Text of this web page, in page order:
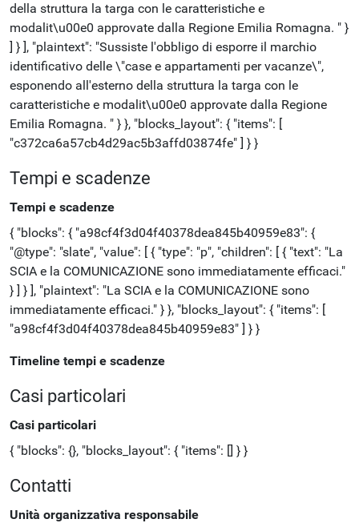
della struttura la targa con le caratteristiche e
modalit\u00e0 approvate dalla Regione Emilia Romagna. " }
] } ], "plaintext": "Sussiste l'obbligo di esporre il marchio
identificativo delle \"case e appartamenti per vacanze\",
esponendo all'esterno della struttura la targa con le
caratteristiche e modalit\u00e0 approvate dalla Regione
Emilia Romagna. " } }, "blocks_layout": { "items": [
"c372ca6a57cb4d29ac5b3affd03874fe" ] } }
Tempi e scadenze
Tempi e scadenze
{ "blocks": { "a98cf4f3d04f40378dea845b40959e83": {
"@type": "slate", "value": [ { "type": "p", "children": [ { "text": "La
SCIA e la COMUNICAZIONE sono immediatamente efficaci."
} ] } ], "plaintext": "La SCIA e la COMUNICAZIONE sono
immediatamente efficaci." } }, "blocks_layout": { "items": [
"a98cf4f3d04f40378dea845b40959e83" ] } }
Timeline tempi e scadenze
Casi particolari
Casi particolari
{ "blocks": {}, "blocks_layout": { "items": [] } }
Contatti
Unità organizzativa responsabile